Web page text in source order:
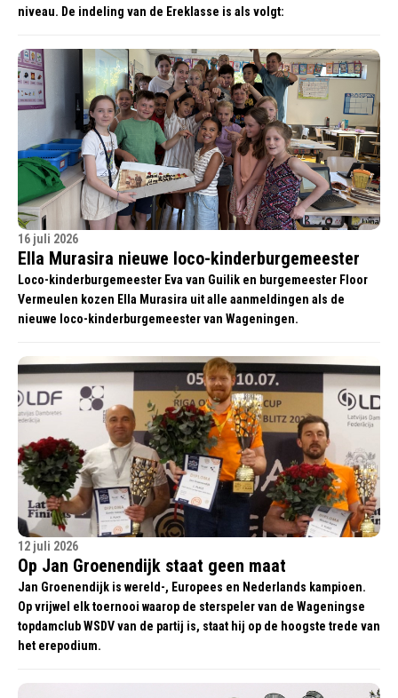
niveau. De indeling van de Ereklasse is als volgt:
16 juli 2026
Ella Murasira nieuwe loco-kinderburgemeester
Loco-kinderburgemeester Eva van Guilik en burgemeester Floor
Vermeulen kozen Ella Murasira uit alle aanmeldingen als de
nieuwe loco-kinderburgemeester van Wageningen.
12 juli 2026
Op Jan Groenendijk staat geen maat
Jan Groenendijk is wereld-, Europees en Nederlands kampioen.
Op vrijwel elk toernooi waarop de sterspeler van de Wageningse
topdamclub WSDV van de partij is, staat hij op de hoogste trede van
het erepodium.